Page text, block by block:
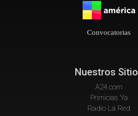
Convocatorias
Nuestros
A24.com
Primicias Ya
Radio La Red